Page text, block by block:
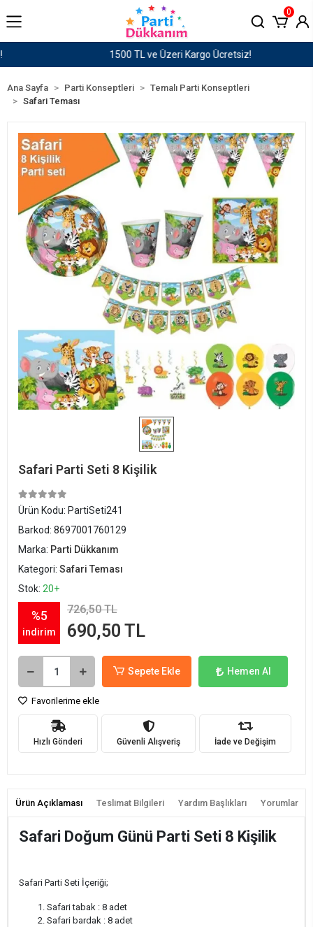
1500 TL ve Üzeri Kargo Ücretsiz!
0
Ana Sayfa Parti Konseptleri
Temalı Parti Konseptleri
Safari Teması
Safari Parti Seti 8 Kişilik
Ürün Kodu: PartiSeti241
Barkod: 8697001760129
Marka: Parti Dükkanım
Kategori: Safari Teması
Stok: 20+
%5
indirim
726,50 TL
690,50 TL
Sepete Ekle Hemen Al
Favorilerime ekle
Hızlı Gönderi Güvenli Alışveriş İade ve Değişim
Ürün Açıklaması Teslimat Bilgileri Yardım Başlıkları Yorumlar
Safari Doğum Günü Parti Seti 8 Kişilik
Safari Parti Seti İçeriği;
Safari tabak : 8 adet
Safari bardak : 8 adet